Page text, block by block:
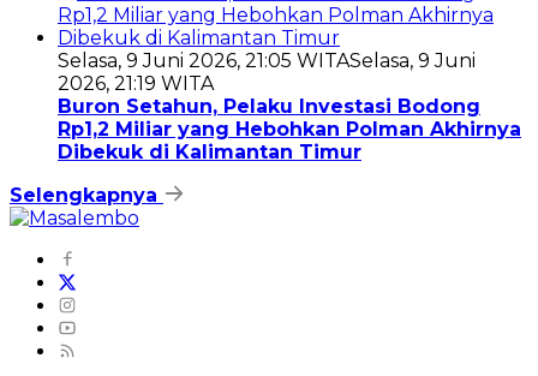
Selasa, 9 Juni 2026, 21:05 WITASelasa, 9 Juni
2026, 21:19 WITA
Buron Setahun, Pelaku Investasi Bodong
Rp1,2 Miliar yang Hebohkan Polman Akhirnya
Dibekuk di Kalimantan Timur
Selengkapnya